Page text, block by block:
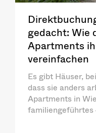
gedacht: Wie
Apartments
vereinfachen
Es gibt Häuser,
dass sie anders
Apartments in